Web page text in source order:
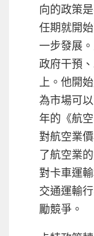
向的政策
任期就開
一步發展
政府干預
上。他開
為市場可
年的《航
對航空業
了航空業
對卡車運
交通運輸
勵競爭。